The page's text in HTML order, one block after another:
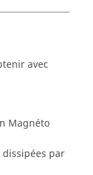
avec
Magnéto
par